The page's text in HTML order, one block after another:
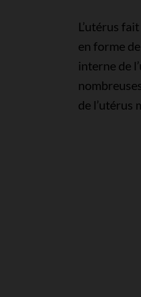
L’utérus
en forme
interne de
de l’utérus